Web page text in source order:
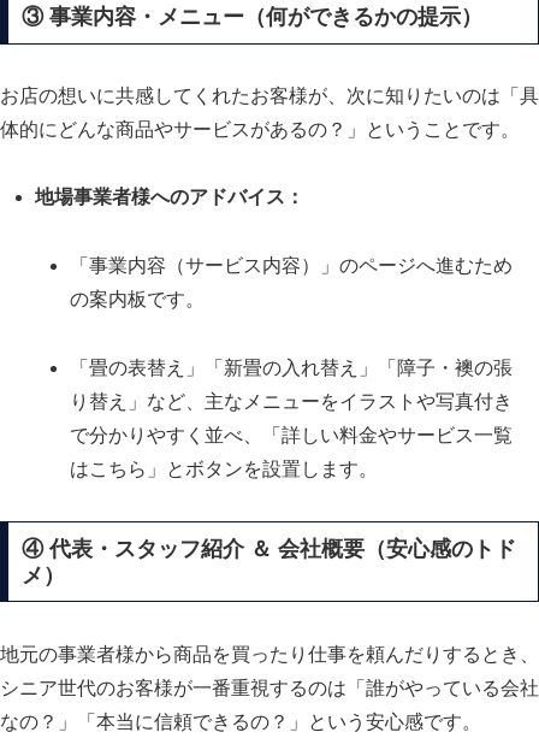
③ 事業内容・メニュー（何ができるかの提示）
お店の想いに共感してくれたお客様が、次に知りたいのは「具
体的にどんな商品やサービスがあるの？」ということです。
地場事業者様へのアドバイス：
「事業内容（サービス内容）」のページへ進むため
の案内板です。
「畳の表替え」「新畳の入れ替え」「障子・襖の張
り替え」など、主なメニューをイラストや写真付き
で分かりやすく並べ、「詳しい料金やサービス一覧
はこちら」とボタンを設置します。
④ 代表・スタッフ紹介 ＆ 会社概要（安心感のトド
メ）
地元の事業者様から商品を買ったり仕事を頼んだりするとき、
シニア世代のお客様が一番重視するのは「誰がやっている会社
なの？」「本当に信頼できるの？」という安心感です。